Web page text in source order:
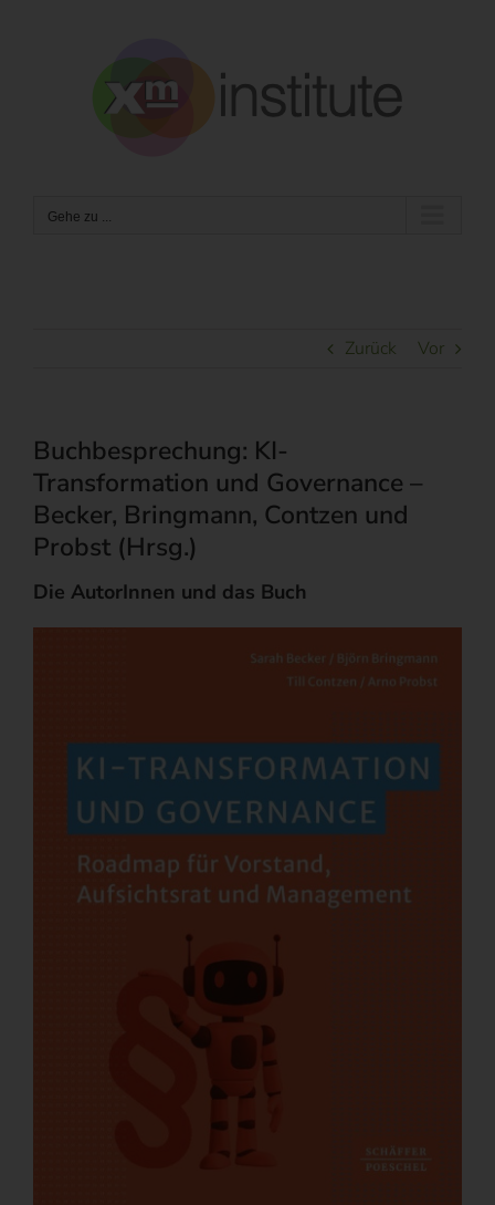
Gehe zu ...
Zurück Vor
Buchbesprechung: KI-
Transformation und Governance –
Becker, Bringmann, Contzen und
Probst (Hrsg.)
Die AutorInnen und das Buch